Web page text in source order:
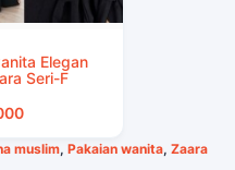
Elegan
Seri-F
muslim, Pakaian wanita, Zaara